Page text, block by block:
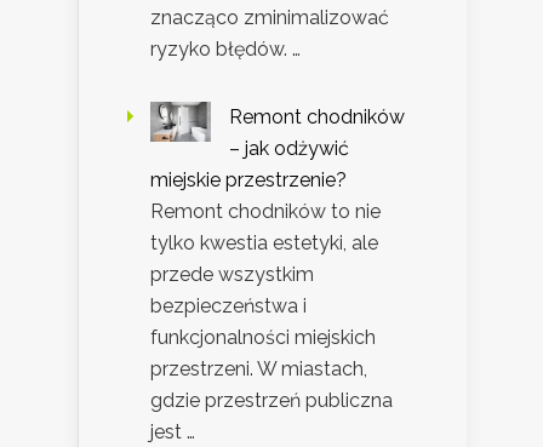
znacząco zminimalizować
ryzyko błędów. …
Remont chodników
– jak odżywić
miejskie przestrzenie?
Remont chodników to nie
tylko kwestia estetyki, ale
przede wszystkim
bezpieczeństwa i
funkcjonalności miejskich
przestrzeni. W miastach,
gdzie przestrzeń publiczna
jest …